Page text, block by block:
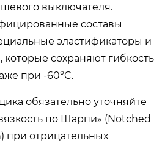
выключателя.
составы
эластификаторы и
которые сохраняют гибкость
при -60°C.
обязательно уточняйте
по Шарпи» (Notched
при отрицательных